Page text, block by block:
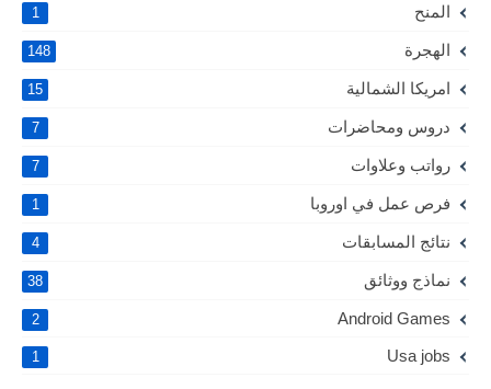
المنح 1
الهجرة 148
امريكا الشمالية 15
دروس ومحاضرات 7
رواتب وعلاوات 7
فرص عمل في اوروبا 1
نتائج المسابقات 4
نماذج ووثائق 38
Android Games
2
Usa jobs
1